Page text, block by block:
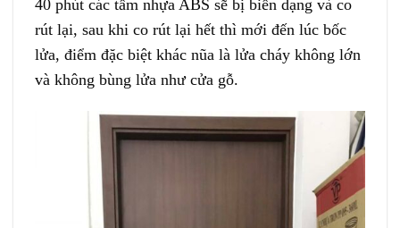
40 phút các tấm nhựa ABS sẽ bị biến dạng và co
rút lại, sau khi co rút lại hết thì mới đến lúc bốc
lửa, điểm đặc biệt khác nũa là lửa cháy không lớn
và không bùng lửa như cửa gỗ.